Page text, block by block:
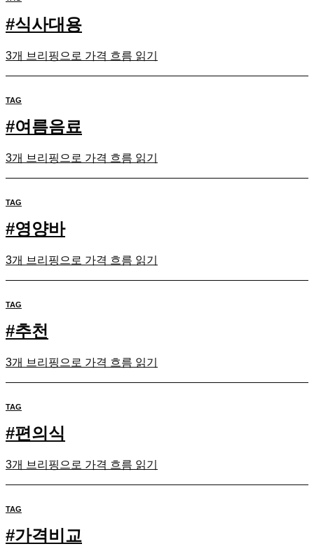
#식사대용
3개 브리핑으로 가격 흐름 읽기
TAG
#여름음료
3개 브리핑으로 가격 흐름 읽기
TAG
#영양바
3개 브리핑으로 가격 흐름 읽기
TAG
#추천
3개 브리핑으로 가격 흐름 읽기
TAG
#편의식
3개 브리핑으로 가격 흐름 읽기
TAG
#가격비교